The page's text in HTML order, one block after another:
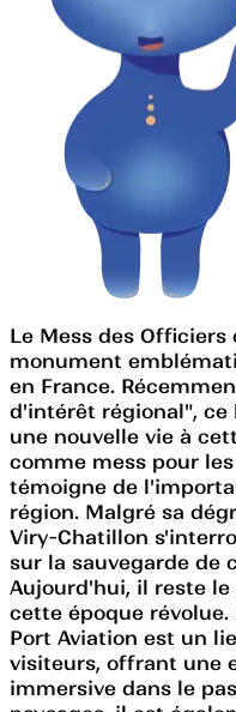
Le Mess des
monument
en France.
d'intérêt régional",
une nouvelle vie à
comme mess pour
témoigne de
région. Malgré sa
Viry-Chatillon
sur la sauvegarde de
Aujourd'hui, il reste
cette époque
Port Aviation est un
visiteurs, offrant une
immersive dans le